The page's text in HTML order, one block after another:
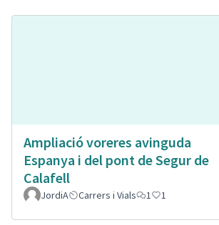
Ampliació voreres avinguda
Espanya i del pont de Segur de
Calafell
JordiA Carrers i Vials 1 1